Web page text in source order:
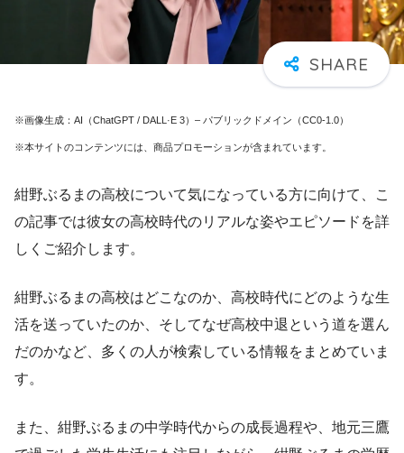
※画像生成：AI（ChatGPT / DALL·E 3）– パブリックドメイン（CC0-1.0）
※本サイトのコンテンツには、商品プロモーションが含まれています。
紺野ぶるまの高校について気になっている方に向けて、こ
の記事では彼女の高校時代のリアルな姿やエピソードを詳
しくご紹介します。
紺野ぶるまの高校はどこなのか、高校時代にどのような生
活を送っていたのか、そしてなぜ高校中退という道を選ん
だのかなど、多くの人が検索している情報をまとめていま
す。
また、紺野ぶるまの中学時代からの成長過程や、地元三鷹